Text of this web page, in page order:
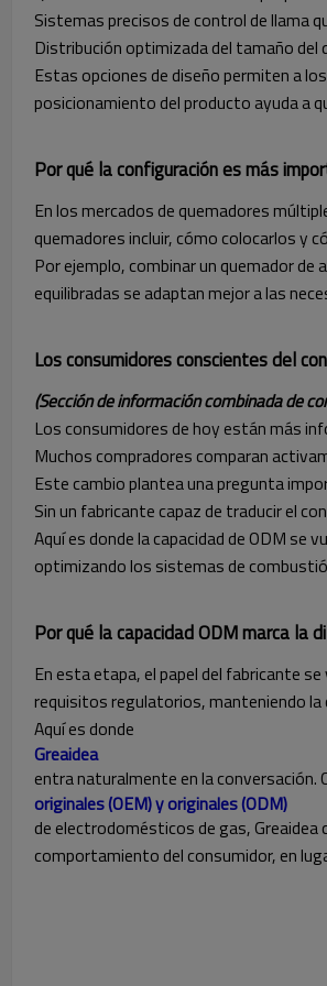
Sistemas precisos de control de llama
Distribución optimizada del tamaño del
Estas opciones de diseño permiten a
posicionamiento del producto ayuda a
Por qué la configuración es más
En los mercados de quemadores
quemadores incluir, cómo colocarlos y
Por ejemplo, combinar un quemador
equilibradas se adaptan mejor a las
Los consumidores conscientes del
(Sección de información combinada de
Los consumidores de hoy están más
Muchos compradores comparan
Este cambio plantea una pregunta
Sin un fabricante capaz de traducir el
Aquí es donde la capacidad de ODM se
optimizando los sistemas de
Por qué la capacidad ODM marca la
En esta etapa, el papel del fabricante
requisitos regulatorios, manteniendo
Aquí es donde
Greaidea
entra naturalmente en la conversación.
originales (OEM) y originales (ODM)
de electrodomésticos de gas,
comportamiento del consumidor, en